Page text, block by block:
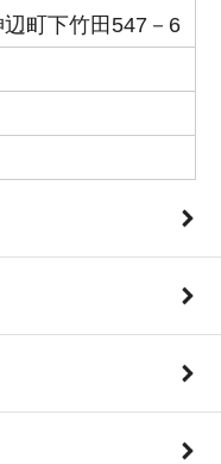
町下竹田547－6